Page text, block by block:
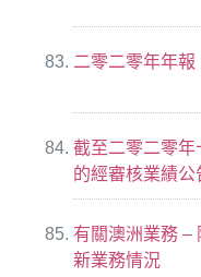
二零二零年年報
截至二零二零
的經審核業績公
有關澳洲業務 –
新業務情況